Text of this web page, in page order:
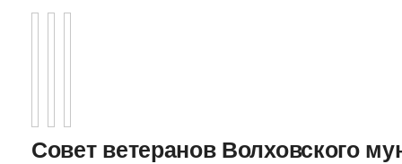
Совет ветеранов Волховского